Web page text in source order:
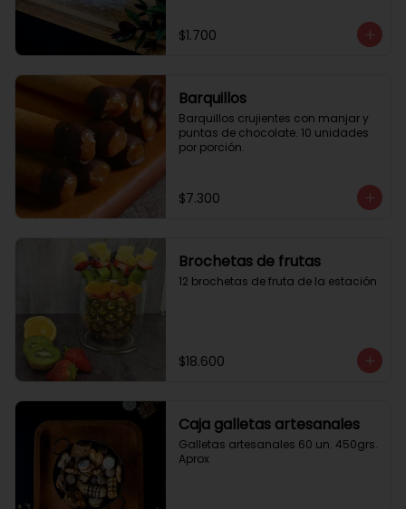
$1.700
Barquillos
Barquillos crujientes con manjar y
puntas de chocolate. 10 unidades
por porción.
$7.300
Brochetas de frutas
12 brochetas de fruta de la estación
$18.600
Caja galletas artesanales
Galletas artesanales 60 un. 450grs.
Aprox